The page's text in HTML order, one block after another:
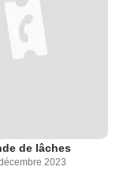
de lâches
2023